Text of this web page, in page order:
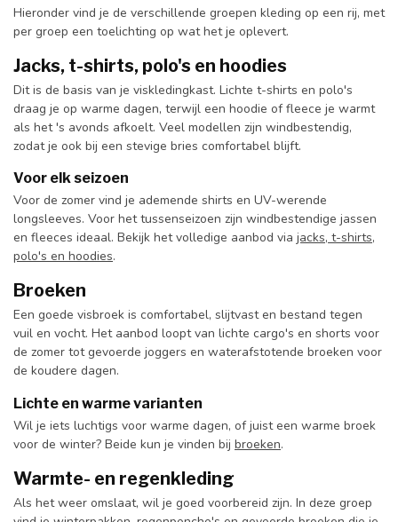
Hieronder vind je de verschillende groepen kleding op een rij, met
per groep een toelichting op wat het je oplevert.
Jacks, t-shirts, polo's en hoodies
Dit is de basis van je viskledingkast. Lichte t-shirts en polo's
draag je op warme dagen, terwijl een hoodie of fleece je warmt
als het 's avonds afkoelt. Veel modellen zijn windbestendig,
zodat je ook bij een stevige bries comfortabel blijft.
Voor elk seizoen
Voor de zomer vind je ademende shirts en UV-werende
longsleeves. Voor het tussenseizoen zijn windbestendige jassen
en fleeces ideaal. Bekijk het volledige aanbod via jacks, t-shirts,
polo's en hoodies.
Broeken
Een goede visbroek is comfortabel, slijtvast en bestand tegen
vuil en vocht. Het aanbod loopt van lichte cargo's en shorts voor
de zomer tot gevoerde joggers en waterafstotende broeken voor
de koudere dagen.
Lichte en warme varianten
Wil je iets luchtigs voor warme dagen, of juist een warme broek
voor de winter? Beide kun je vinden bij broeken.
Warmte- en regenkleding
Als het weer omslaat, wil je goed voorbereid zijn. In deze groep